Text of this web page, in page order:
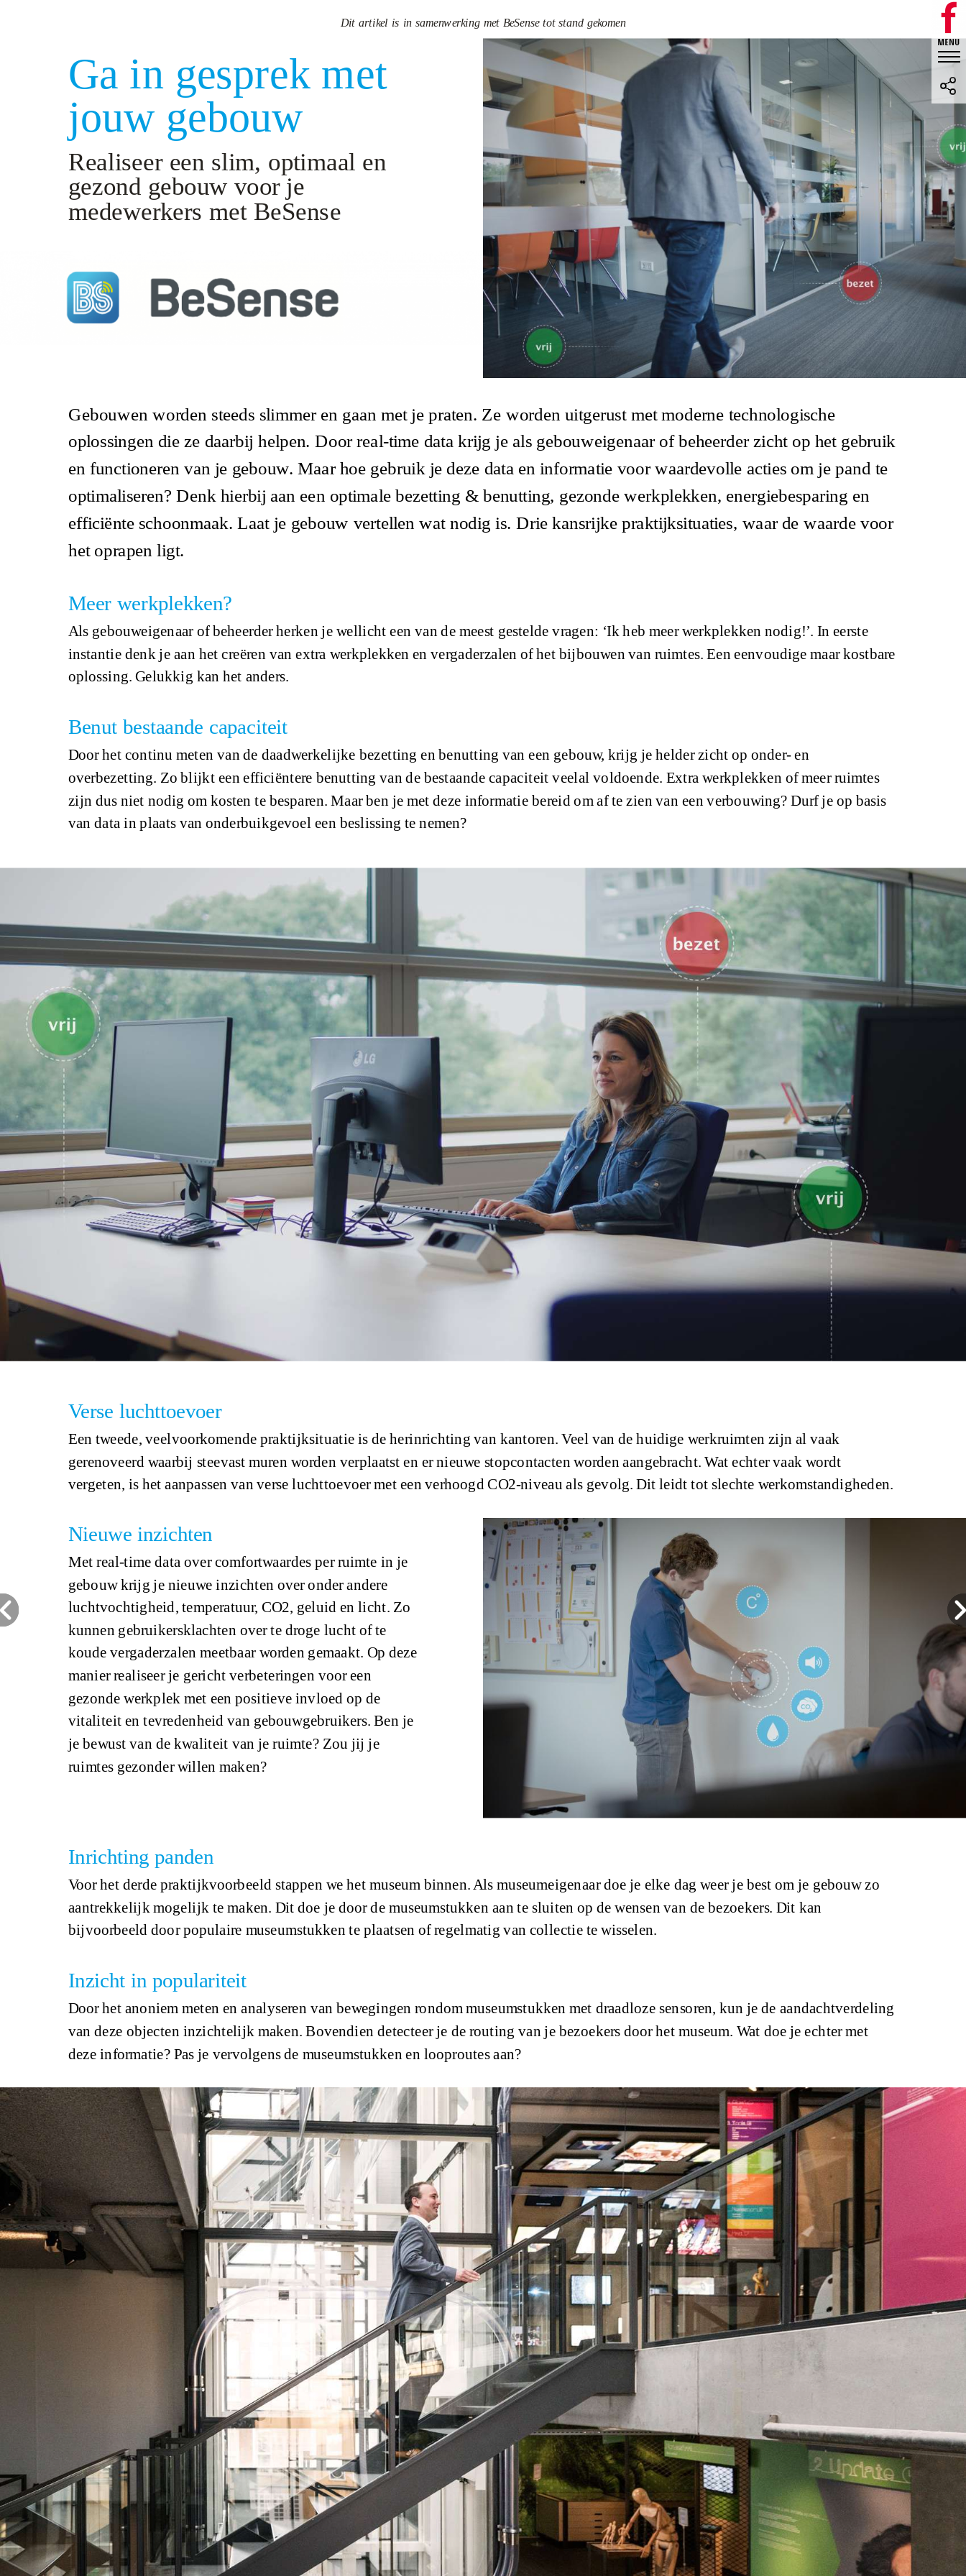
Dit artikel is in samenwerking met BeSense tot stand gekomen
Ga in gesprek met
jouw gebouw
Realiseer een slim, optimaal en
gezond gebouw voor je
medewerkers met BeSense
Gebouwen worden steeds slimmer en gaan met je praten. Ze worden uitgerust met moderne technologische
oplossingen die ze daarbij helpen. Door real-time data krijg je als gebouweigenaar of beheerder zicht op het gebruik
en functioneren van je gebouw. Maar hoe gebruik je deze data en informatie voor waardevolle acties om je pand te
optimaliseren? Denk hierbij aan een optimale bezetting & benutting, gezonde werkplekken, energiebesparing en
efficiënte schoonmaak. Laat je gebouw vertellen wat nodig is. Drie kansrijke praktijksituaties, waar de waarde voor
het oprapen ligt.
Meer werkplekken?
Als gebouweigenaar of beheerder herken je wellicht een van de meest gestelde vragen: ‘Ik heb meer werkplekken nodig!’. In eerste
instantie denk je aan het creëren van extra werkplekken en vergaderzalen of het bijbouwen van ruimtes. Een eenvoudige maar kostbare
oplossing. Gelukkig kan het anders.
Benut bestaande capaciteit
Door het continu meten van de daadwerkelijke bezetting en benutting van een gebouw, krijg je helder zicht op onder- en
overbezetting. Zo blijkt een efficiëntere benutting van de bestaande capaciteit veelal voldoende. Extra werkplekken of meer ruimtes
zijn dus niet nodig om kosten te besparen. Maar ben je met deze informatie bereid om af te zien van een verbouwing? Durf je op basis
van data in plaats van onderbuikgevoel een beslissing te nemen?
Verse luchttoevoer
Een tweede, veelvoorkomende praktijksituatie is de herinrichting van kantoren. Veel van de huidige werkruimten zijn al vaak
gerenoveerd waarbij steevast muren worden verplaatst en er nieuwe stopcontacten worden aangebracht. Wat echter vaak wordt
vergeten, is het aanpassen van verse luchttoevoer met een verhoogd CO2-niveau als gevolg. Dit leidt tot slechte werkomstandigheden.
Nieuwe inzichten
Met real-time data over comfortwaardes per ruimte in je
gebouw krijg je nieuwe inzichten over onder andere
luchtvochtigheid, temperatuur, CO2, geluid en licht. Zo
kunnen gebruikersklachten over te droge lucht of te
koude vergaderzalen meetbaar worden gemaakt. Op deze
manier realiseer je gericht verbeteringen voor een
gezonde werkplek met een positieve invloed op de
vitaliteit en tevredenheid van gebouwgebruikers. Ben je
je bewust van de kwaliteit van je ruimte? Zou jij je
ruimtes gezonder willen maken?
Inrichting panden
Voor het derde praktijkvoorbeeld stappen we het museum binnen. Als museumeigenaar doe je elke dag weer je best om je gebouw zo
aantrekkelijk mogelijk te maken. Dit doe je door de museumstukken aan te sluiten op de wensen van de bezoekers. Dit kan
bijvoorbeeld door populaire museumstukken te plaatsen of regelmatig van collectie te wisselen.
Inzicht in populariteit
Door het anoniem meten en analyseren van bewegingen rondom museumstukken met draadloze sensoren, kun je de aandachtverdeling
van deze objecten inzichtelijk maken. Bovendien detecteer je de routing van je bezoekers door het museum. Wat doe je echter met
deze informatie? Pas je vervolgens de museumstukken en looproutes aan?